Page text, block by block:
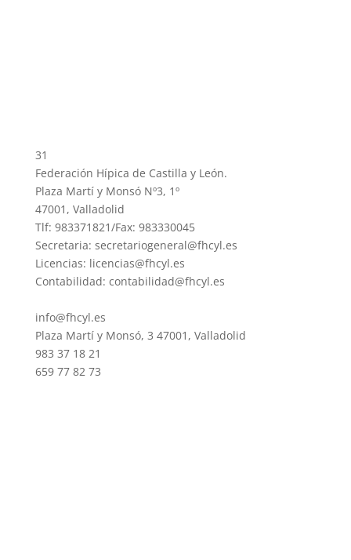
31
Federación Hípica de Castilla y León.
Plaza Martí y Monsó Nº3, 1º
47001, Valladolid
Tlf: 983371821/Fax: 983330045
Secretaria: secretariogeneral@fhcyl.es
Licencias: licencias@fhcyl.es
Contabilidad: contabilidad@fhcyl.es
info@fhcyl.es
Plaza Martí y Monsó, 3 47001, Valladolid
983 37 18 21
659 77 82 73